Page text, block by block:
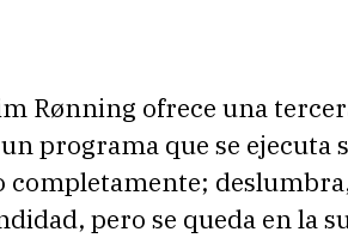
Rønning ofrece una
programa que se ejecuta
completamente;
pero se queda en la